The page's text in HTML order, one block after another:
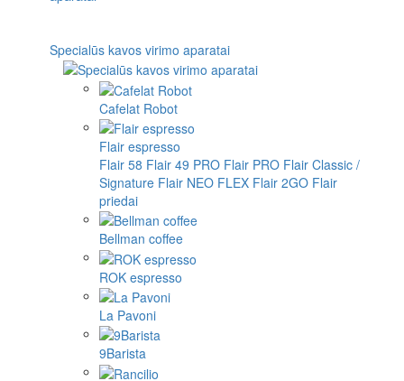
Specialūs kavos virimo aparatai
Cafelat Robot
Flair espresso
Flair 58 Flair 49 PRO Flair PRO Flair Classic /
Signature Flair NEO FLEX Flair 2GO Flair
priedai
Bellman coffee
ROK espresso
La Pavoni
9Barista